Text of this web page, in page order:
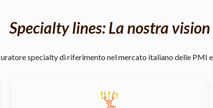
Specialty lines: La nostra vision
specialty di riferimento nel mercato italiano delle PMI